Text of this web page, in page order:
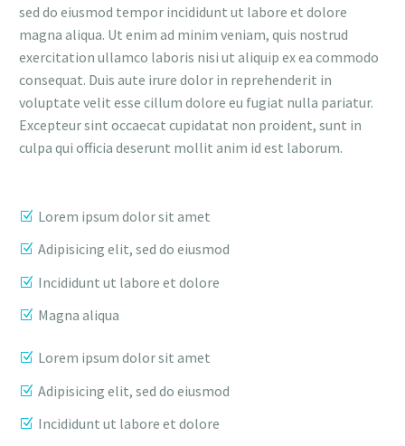
sed do eiusmod tempor incididunt ut labore et dolore
magna aliqua. Ut enim ad minim veniam, quis nostrud
exercitation ullamco laboris nisi ut aliquip ex ea commodo
consequat. Duis aute irure dolor in reprehenderit in
voluptate velit esse cillum dolore eu fugiat nulla pariatur.
Excepteur sint occaecat cupidatat non proident, sunt in
culpa qui officia deserunt mollit anim id est laborum.
Lorem ipsum dolor sit amet
Adipisicing elit, sed do eiusmod
Incididunt ut labore et dolore
Magna aliqua
Lorem ipsum dolor sit amet
Adipisicing elit, sed do eiusmod
Incididunt ut labore et dolore